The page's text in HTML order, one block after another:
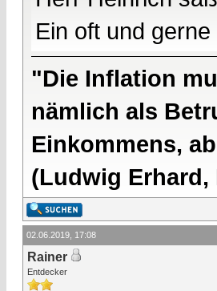
Ein oft und
"Die Inflation
nämlich als
Einkommens,
(Ludwig Erhard,
02.06.2019, 17:08
Rainer
Entdecker